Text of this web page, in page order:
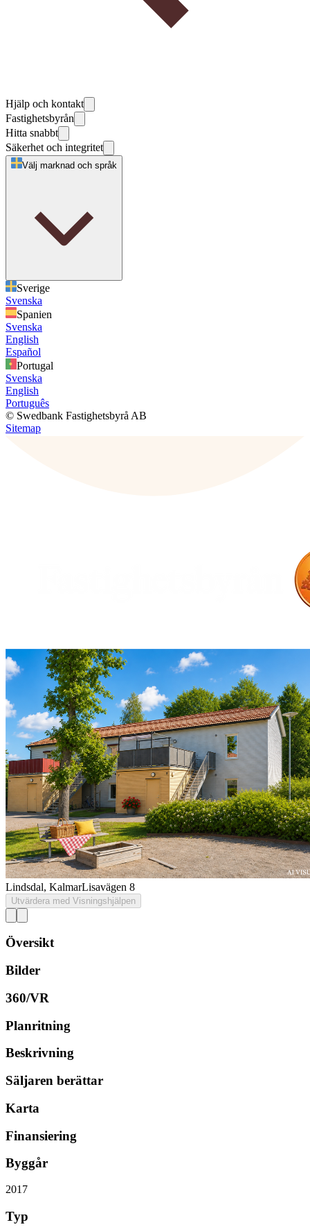
Hjälp och kontakt
Fastighetsbyrån
Hitta snabbt
Säkerhet och integritet
Välj marknad och språk
Sverige
Svenska
Spanien
Svenska
English
Español
Portugal
Svenska
English
Português
© Swedbank Fastighetsbyrå AB
Sitemap
Lindsdal, KalmarLisavägen 8
Utvärdera med Visningshjälpen
Översikt
Bilder
360/VR
Planritning
Beskrivning
Säljaren berättar
Karta
Finansiering
Byggår
2017
Typ